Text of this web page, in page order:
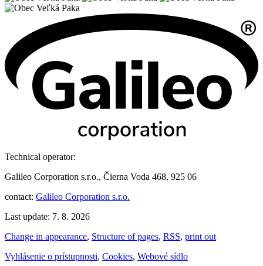
Technical operator:
Galileo Corporation s.r.o., Čierna Voda 468, 925 06
contact: Galileo Corporation s.r.o.
Last update: 7. 8. 2026
Change in appearance, Structure of pages, RSS, print out
Vyhlásenie o prístupnosti, Cookies, Webové sídlo